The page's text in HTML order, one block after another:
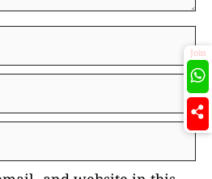
Join